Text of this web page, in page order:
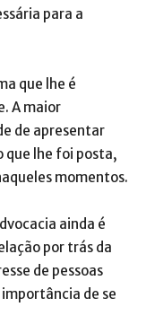
para a
que lhe é
A maior
de apresentar
que lhe foi posta,
momentos.
ainda é
por trás da
de pessoas
de se